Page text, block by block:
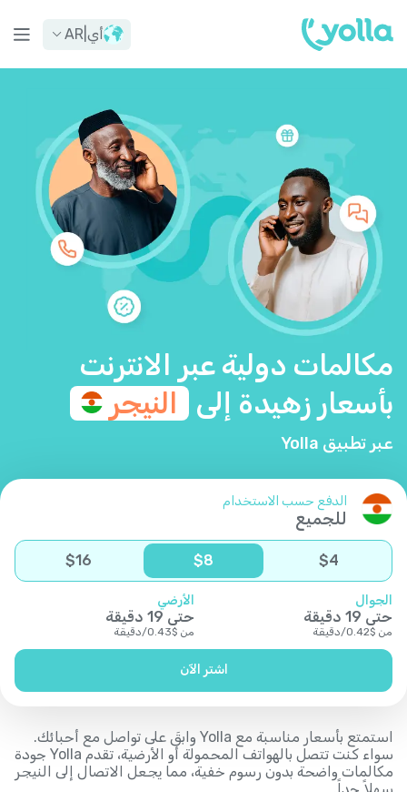
أي AR
مكالمات دولية عبر الانترنت
بأسعار زهيدة إلى
النيجر
عبر تطبيق Yolla
الدفع حسب الاستخدام
للجميع
$4
$8
$16
الجوال
حتى 19 دقيقة
من $
0.42
/دقيقة
الأرضي
حتى 19 دقيقة
من $
0.43
/دقيقة
اشتر الآن
استمتع بأسعار مناسبة مع Yolla وابقَ على تواصل مع أحبائك.
سواء كنت تتصل بالهواتف المحمولة أو الأرضية، تقدم Yolla جودة
مكالمات واضحة بدون رسوم خفية، مما يجعل الاتصال إلى النيجر